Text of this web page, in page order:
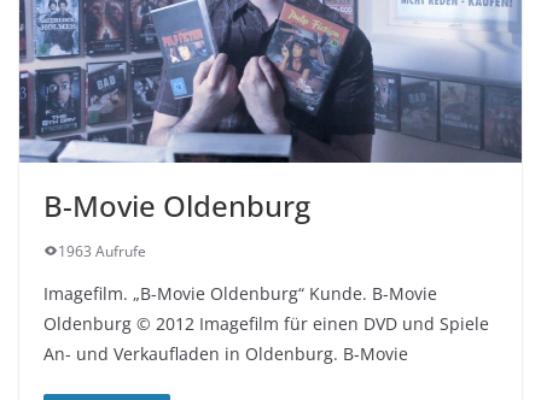
B-Movie Oldenburg
1963 Aufrufe
Imagefilm. „B-Movie Oldenburg“ Kunde. B-Movie
Oldenburg © 2012 Imagefilm für einen DVD und Spiele
An- und Verkaufladen in Oldenburg. B-Movie